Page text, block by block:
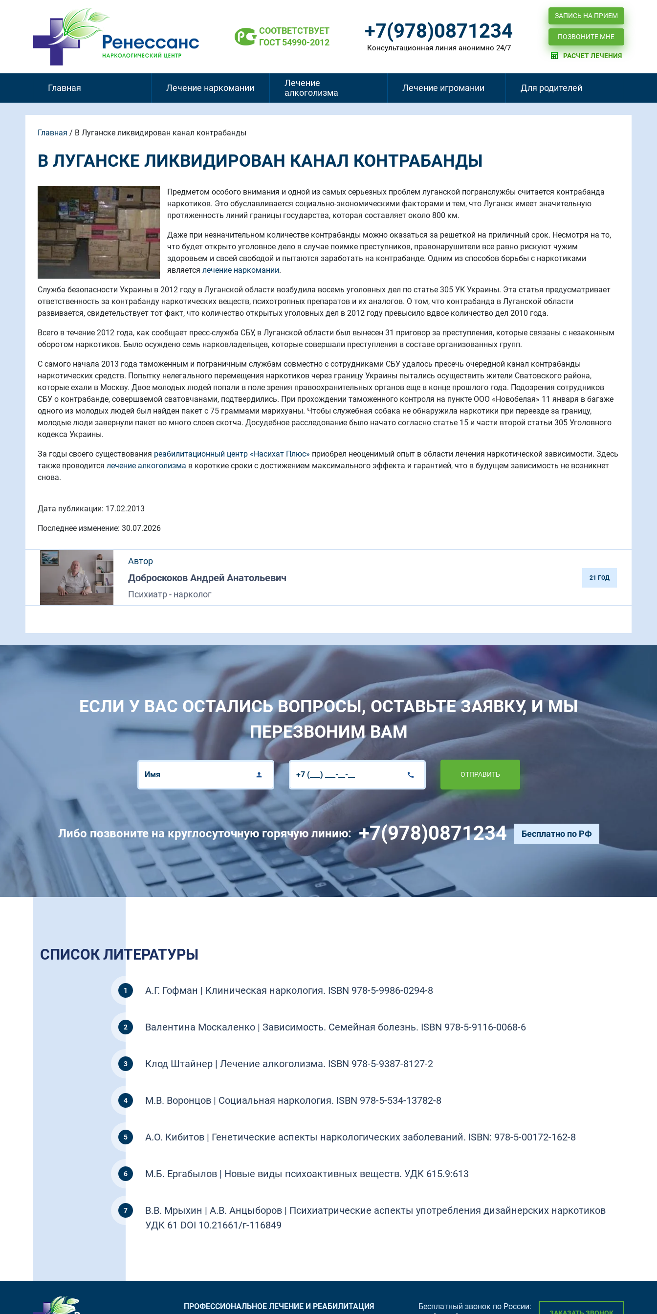
СООТВЕТСТВУЕТ
ГОСТ 54990-2012
+7(978)0871234
Консультационная линия анонимно 24/7
ЗАПИСЬ НА ПРИЕМ
ПОЗВОНИТЕ МНЕ
РАСЧЕТ ЛЕЧЕНИЯ
Главная Лечение наркомании
Лечение
алкоголизма
Лечение игромании Для родителей
Главная / В Луганске ликвидирован канал контрабанды
В ЛУГАНСКЕ ЛИКВИДИРОВАН КАНАЛ КОНТРАБАНДЫ
Предметом особого внимания и одной из самых серьезных проблем луганской погранслужбы считается контрабанда
наркотиков. Это обуславливается социально-экономическими факторами и тем, что Луганск имеет значительную
протяженность линий границы государства, которая составляет около 800 км.
Даже при незначительном количестве контрабанды можно оказаться за решеткой на приличный срок. Несмотря на то,
что будет открыто уголовное дело в случае поимке преступников, правонарушители все равно рискуют чужим
здоровьем и своей свободой и пытаются заработать на контрабанде. Одним из способов борьбы с наркотиками
является лечение наркомании.
Служба безопасности Украины в 2012 году в Луганской области возбудила восемь уголовных дел по статье 305 УК Украины. Эта статья предусматривает
ответственность за контрабанду наркотических веществ, психотропных препаратов и их аналогов. О том, что контрабанда в Луганской области
развивается, свидетельствует тот факт, что количество открытых уголовных дел в 2012 году превысило вдвое количество дел 2010 года.
Всего в течение 2012 года, как сообщает пресс-служба СБУ, в Луганской области был вынесен 31 приговор за преступления, которые связаны с незаконным
оборотом наркотиков. Было осуждено семь нарковладельцев, которые совершали преступления в составе организованных групп.
С самого начала 2013 года таможенным и пограничным службам совместно с сотрудниками СБУ удалось пресечь очередной канал контрабанды
наркотических средств. Попытку нелегального перемещения наркотиков через границу Украины пытались осуществить жители Сватовского района,
которые ехали в Москву. Двое молодых людей попали в поле зрения правоохранительных органов еще в конце прошлого года. Подозрения сотрудников
СБУ о контрабанде, совершаемой сватовчанами, подтвердились. При прохождении таможенного контроля на пункте ООО «Новобелая» 11 января в багаже
одного из молодых людей был найден пакет с 75 граммами марихуаны. Чтобы служебная собака не обнаружила наркотики при переезде за границу,
молодые люди завернули пакет во много слоев скотча. Досудебное расследование было начато согласно статье 15 и части второй статьи 305 Уголовного
кодекса Украины.
За годы своего существования реабилитационный центр «Насихат Плюс» приобрел неоценимый опыт в области лечения наркотической зависимости. Здесь
также проводится лечение алкоголизма в короткие сроки с достижением максимального эффекта и гарантией, что в будущем зависимость не возникнет
снова.
Дата публикации: 17.02.2013
Последнее изменение: 30.07.2026
Автор
Доброскоков Андрей Анатольевич
Психиатр - нарколог
21 ГОД
ЕСЛИ У ВАС ОСТАЛИСЬ ВОПРОСЫ, ОСТАВЬТЕ ЗАЯВКУ, И МЫ
ПЕРЕЗВОНИМ ВАМ
ОТПРАВИТЬ
Либо позвоните на круглосуточную горячую линию: +7(978)0871234 Бесплатно по РФ
СПИСОК ЛИТЕРАТУРЫ
А.Г. Гофман | Клиническая наркология. ISBN 978-5-9986-0294-8
Валентина Москаленко | Зависимость. Семейная болезнь. ISBN 978-5-9116-0068-6
Клод Штайнер | Лечение алкоголизма. ISBN 978-5-9387-8127-2
М.В. Воронцов | Социальная наркология. ISBN 978-5-534-13782-8
А.О. Кибитов | Генетические аспекты наркологических заболеваний. ISBN: 978-5-00172-162-8
М.Б. Ергабылов | Новые виды психоактивных веществ. УДК 615.9:613
В.В. Мрыхин | А.В. Анцыборов | Психиатрические аспекты употребления дизайнерских наркотиков
УДК 61 DOI 10.21661/г-116849
ПРОФЕССИОНАЛЬНОЕ ЛЕЧЕНИЕ И РЕАБИЛИТАЦИЯ Бесплатный звонок по России: